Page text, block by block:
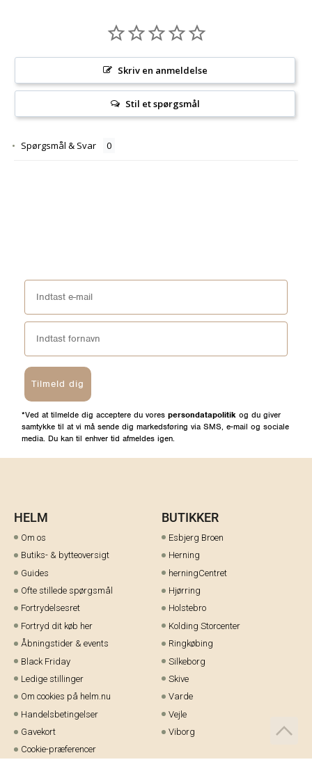
Skriv en anmeldelse
Stil et spørgsmål
Spørgsmål & Svar
Tilmeld dig
*Ved at tilmelde dig acceptere du vores persondatapolitik og du giver
samtykke til at vi må sende dig markedsføring via SMS, e-mail og sociale
media. Du kan til enhver tid afmeldes igen.
HELM
Om os
Butiks- & bytteoversigt
Guides
Ofte stillede spørgsmål
Fortrydelsesret
Fortryd dit køb her
Åbningstider & events
Black Friday
Ledige stillinger
Om cookies på helm.nu
Handelsbetingelser
Gavekort
Cookie-præferencer
BUTIKKER
Esbjerg Broen
Herning
herningCentret
Hjørring
Holstebro
Kolding Storcenter
Ringkøbing
Silkeborg
Skive
Varde
Vejle
Viborg